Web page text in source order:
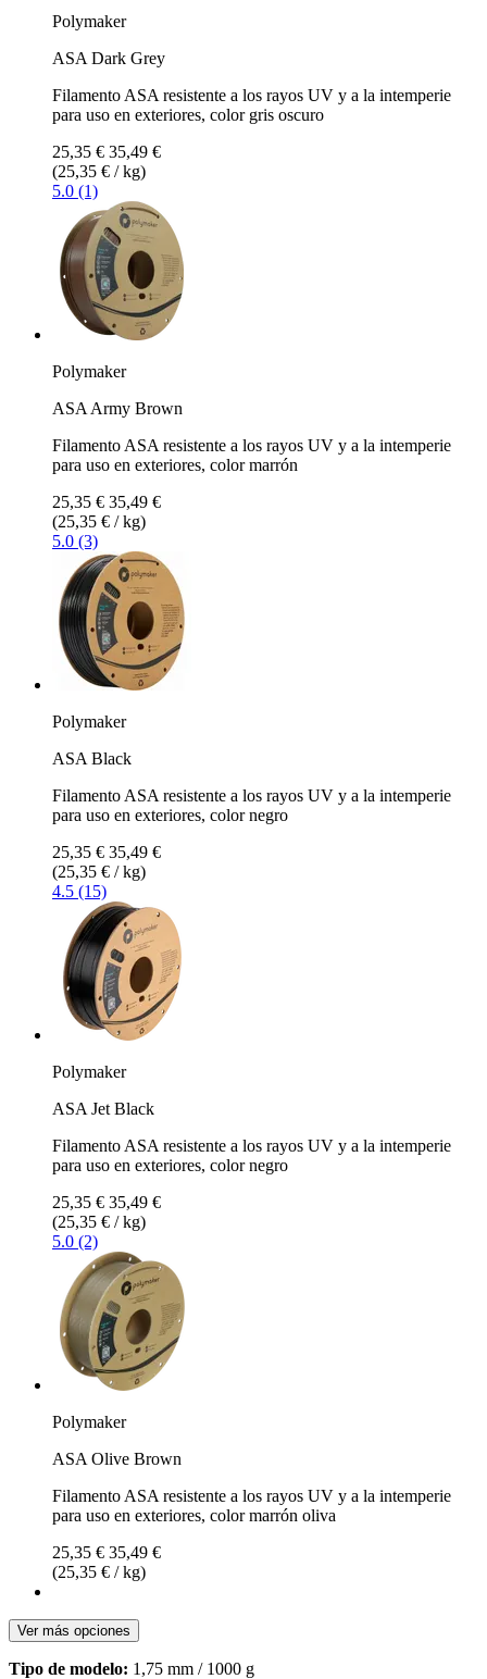
Polymaker
ASA Dark Grey
Filamento ASA resistente a los rayos UV y a la intemperie
para uso en exteriores, color gris oscuro
25,35 € 35,49 €
(25,35 € / kg)
5.0 (1)
Polymaker
ASA Army Brown
Filamento ASA resistente a los rayos UV y a la intemperie
para uso en exteriores, color marrón
25,35 € 35,49 €
(25,35 € / kg)
5.0 (3)
Polymaker
ASA Black
Filamento ASA resistente a los rayos UV y a la intemperie
para uso en exteriores, color negro
25,35 € 35,49 €
(25,35 € / kg)
4.5 (15)
Polymaker
ASA Jet Black
Filamento ASA resistente a los rayos UV y a la intemperie
para uso en exteriores, color negro
25,35 € 35,49 €
(25,35 € / kg)
5.0 (2)
Polymaker
ASA Olive Brown
Filamento ASA resistente a los rayos UV y a la intemperie
para uso en exteriores, color marrón oliva
25,35 € 35,49 €
(25,35 € / kg)
Ver más opciones
Tipo de modelo: 1,75 mm / 1000 g